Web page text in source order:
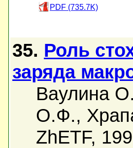
PDF (735.7K)
35. Роль
заряда
Ваулина
О.Ф.,
ZhETF,